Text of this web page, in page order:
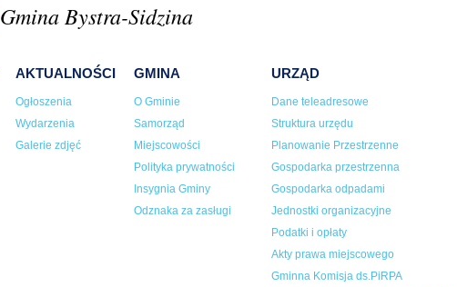
Gmina Bystra-Sidzina
AKTUALNOŚCI
Ogłoszenia
Wydarzenia
Galerie zdjęć
GMINA
O Gminie
Samorząd
Miejscowości
Polityka prywatności
Insygnia Gminy
Odznaka za zasługi
URZĄD
Dane teleadresowe
Struktura urzędu
Planowanie Przestrzenne
Gospodarka przestrzenna
Gospodarka odpadami
Jednostki organizacyjne
Podatki i opłaty
Akty prawa miejscowego
Gminna Komisja ds.PiRPA